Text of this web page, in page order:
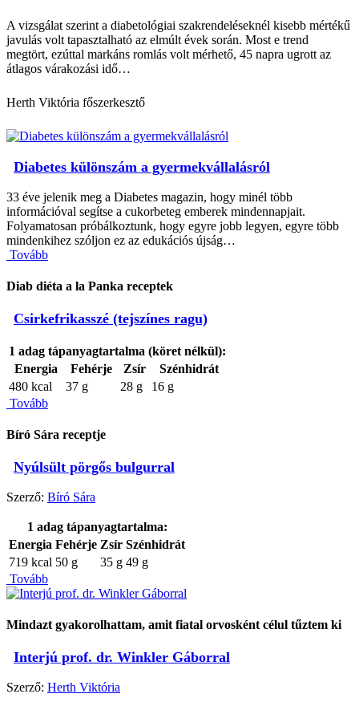
A vizsgálat szerint a diabetológiai szakrendeléseknél kisebb mértékű
javulás volt tapasztalható az elmúlt évek során. Most e trend
megtört, ezúttal markáns romlás volt mérhető, 45 napra ugrott az
átlagos várakozási idő…
Herth Viktória főszerkesztő
Diabetes különszám a gyermekvállalásról
33 éve jelenik meg a Diabetes magazin, hogy minél több
információval segítse a cukorbeteg emberek mindennapjait.
Folyamatosan próbálkoztunk, hogy egyre jobb legyen, egyre több
mindenkihez szóljon ez az edukációs újság…
Tovább
Diab diéta a la Panka receptek
Csirkefrikasszé (tejszínes ragu)
1 adag tápanyagtartalma (köret nélkül):
Energia
Fehérje Zsír
Szénhidrát
480 kcal
37 g 28 g
16 g
Tovább
Bíró Sára receptje
Nyúlsült pörgős bulgurral
Szerző: Bíró Sára
1 adag tápanyagtartalma:
Energia Fehérje Zsír Szénhidrát
719 kcal 50 g 35 g 49 g
Tovább
Mindazt gyakorolhattam, amit fiatal orvosként célul tűztem ki
Interjú prof. dr. Winkler Gáborral
Szerző: Herth Viktória